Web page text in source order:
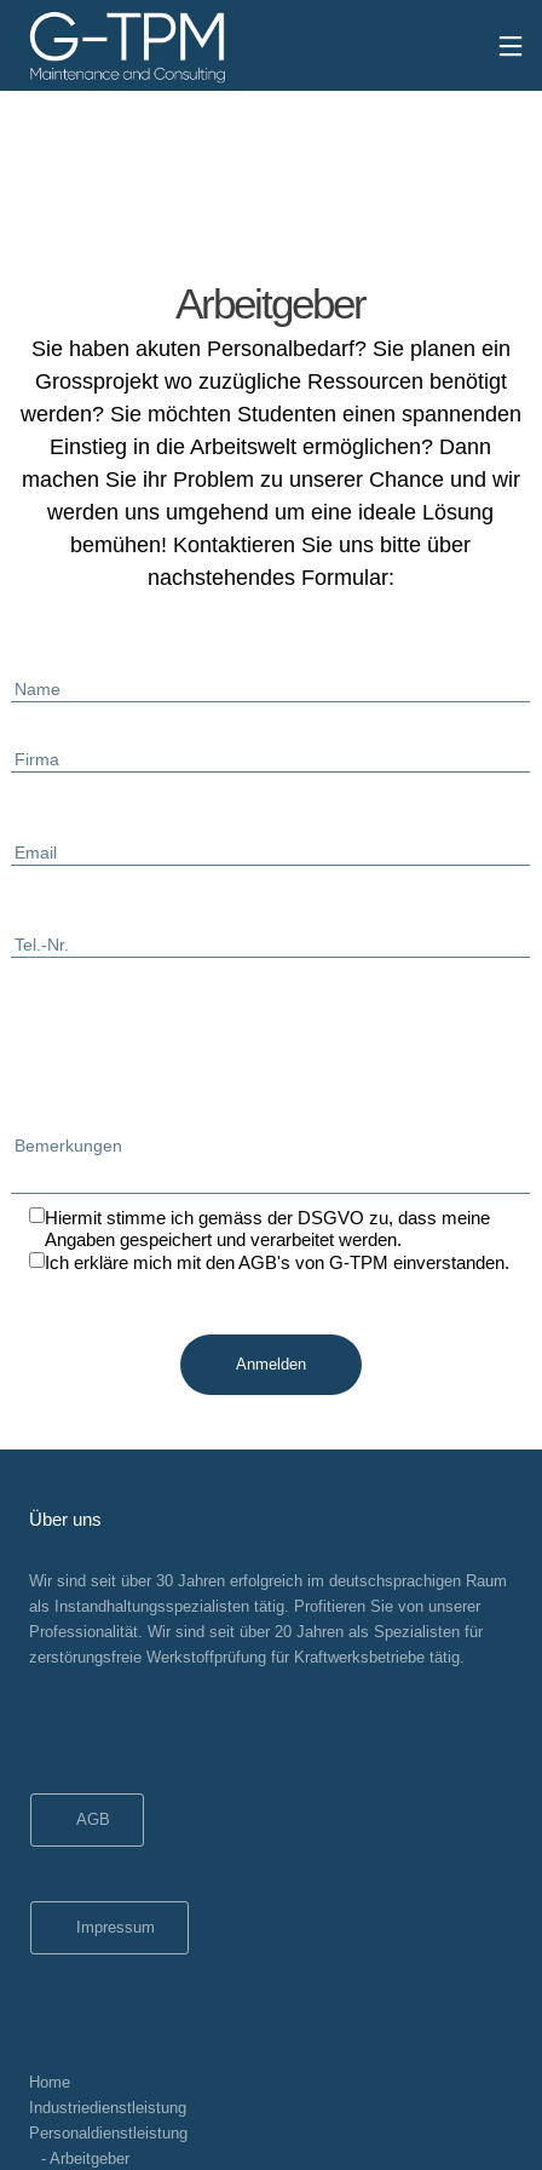
Arbeitgeber
Sie haben akuten Personalbedarf? Sie planen ein
Grossprojekt wo zuzügliche Ressourcen benötigt
werden? Sie möchten Studenten einen spannenden
Einstieg in die Arbeitswelt ermöglichen? Dann
machen Sie ihr Problem zu unserer Chance und wir
werden uns umgehend um eine ideale Lösung
bemühen! Kontaktieren Sie uns bitte über
nachstehendes Formular:
Name
Firma
Email
Tel.-Nr.
Bemerkungen
Hiermit stimme ich gemäss der DSGVO zu, dass meine
Angaben gespeichert und verarbeitet werden.
Ich erkläre mich mit den AGB's von G-TPM einverstanden.
Über uns
Wir sind seit über 30 Jahren erfolgreich im deutschsprachigen Raum
als Instandhaltungsspezialisten tätig. Profitieren Sie von unserer
Professionalität. Wir sind seit über 20 Jahren als Spezialisten für
zerstörungsfreie Werkstoffprüfung für Kraftwerksbetriebe tätig.
AGB
Impressum
Home
Industriedienstleistung
Personaldienstleistung
- Arbeitgeber